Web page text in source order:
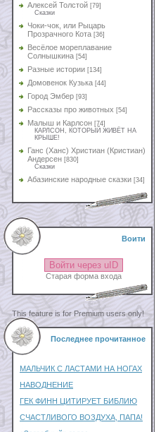
Алексей Толстой [79]
Сказки
Чоки-чок, или Рыцарь
Прозрачного Кота [36]
Весёлое мореплавание
Солнышкина [54]
Разные истории [134]
Домовенок Кузька [44]
Город Эмбер [93]
Рассказы про животных [54]
Малыш и Карлсон [74]
КАРЛСОН, КОТОРЫЙ ЖИВЁТ НА
КРЫШЕ!
Ганс (Ханс) Христиан (Кристиан)
Андерсен [830]
Сказки
Абазинские народные сказки [34]
Воити
Войти через uID
Старая форма входа
This feature is for Premium users only!
Последнее прочитанное
МАЛЬЧИК С ЛАСТАМИ НА НОГАХ
НАВОДНЕНИЕ
ГЕК ФИНН ЦИТИРУЕТ БИБЛИЮ
СЧАСТЛИВОГО ВОЗДУХА, ПАПА!